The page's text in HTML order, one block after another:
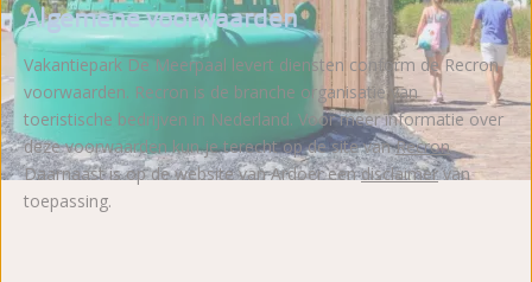
Algemene voorwaarden
Vakantiepark De Meerpaal levert diensten conform de Recron
voorwaarden. Recron is de branche organisatie van
toeristische bedrijven in Nederland. Voor meer informatie over
deze voorwaarden kun je terecht op de site vanRecron.
Daarnaast is op de website van Ardoer eendisclaimervan
toepassing.